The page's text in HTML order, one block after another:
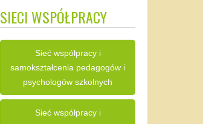
SIECI WSPÓŁPRACY
Sieć współpracy i
samokształcenia pedagogów i
psychologów szkolnych
Sieć współpracy i